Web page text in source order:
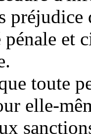
et
toute
elle-